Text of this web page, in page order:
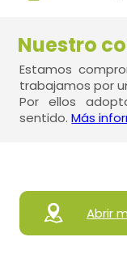
Nuestro
Estamos
trabajamos por
Por ellos
sentido.Más
Abrir